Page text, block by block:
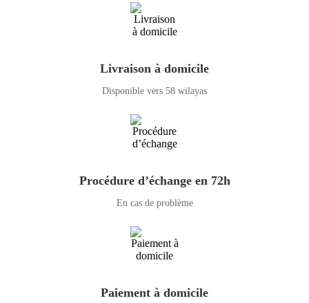
Livraison à domicile
Disponible vers 58 wilayas
Procédure d’échange en 72h
En cas de problème
Paiement à domicile